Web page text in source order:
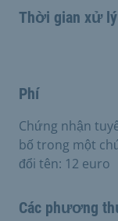
Thời gian xử lý
Phí
Chứng nhận
bố trong một
đổi tên: 12 euro
Các phương